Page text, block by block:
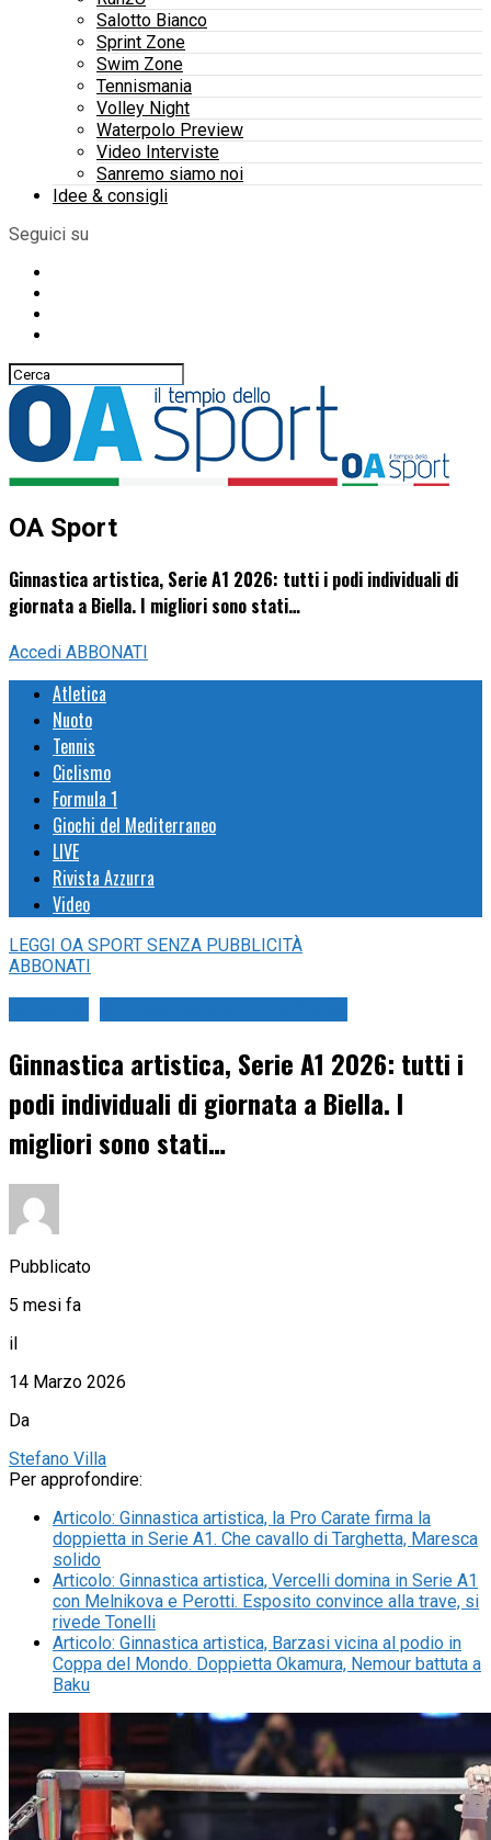
Salotto Bianco
Sprint Zone
Swim Zone
Tennismania
Volley Night
Waterpolo Preview
Video Interviste
Sanremo siamo noi
Idee & consigli
Seguici su
OA Sport
Ginnastica artistica, Serie A1 2026: tutti i podi individuali di
giornata a Biella. I migliori sono stati…
Accedi ABBONATI
Atletica
Nuoto
Tennis
Ciclismo
Formula 1
Giochi del Mediterraneo
LIVE
Rivista Azzurra
Video
LEGGI OA SPORT SENZA PUBBLICITÀ
ABBONATI
Ginnastica artistica, Serie A1 2026: tutti i
podi individuali di giornata a Biella. I
migliori sono stati…
Pubblicato
5 mesi fa
il
14 Marzo 2026
Da
Stefano Villa
Per approfondire:
Articolo: Ginnastica artistica, la Pro Carate firma la
doppietta in Serie A1. Che cavallo di Targhetta, Maresca
solido
Articolo: Ginnastica artistica, Vercelli domina in Serie A1
con Melnikova e Perotti. Esposito convince alla trave, si
rivede Tonelli
Articolo: Ginnastica artistica, Barzasi vicina al podio in
Coppa del Mondo. Doppietta Okamura, Nemour battuta a
Baku